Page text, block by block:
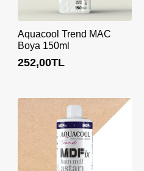
Aquacool Trend MAC
Boya 150ml
252,00TL